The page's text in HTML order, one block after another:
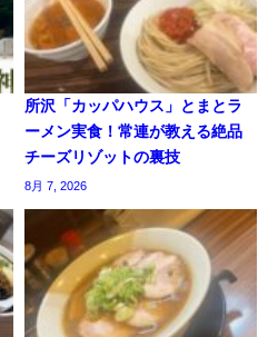
所沢「カッパハウス」とまとラ
ーメン実食！常連が教える絶品
チーズリゾットの裏技
8月 7, 2026